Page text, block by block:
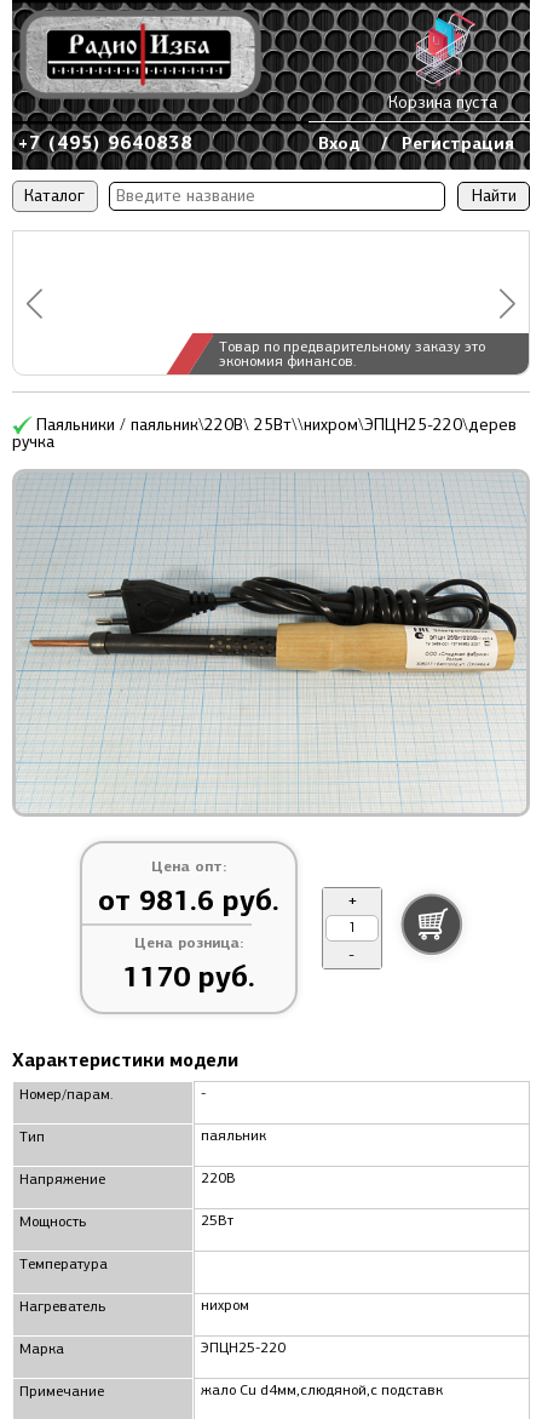
Каталог
Товар по предварительному заказу это
экономия финансов.
+7 (495) 9640838 Вход / Регистрация
Корзина пуста
Паяльники / паяльник\220В\ 25Вт\\нихром\ЭПЦН25-220\дерев
ручка
Цена опт:
от 981.6 руб.
Цена розница:
1170 руб.
+
-
Характеристики модели
Номер/парам.
Тип
Напряжение
Мощность
Температура
Нагреватель
Марка
Примечание
-
паяльник
220В
25Вт
нихром
ЭПЦН25-220
жало Cu d4мм,слюдяной,с подставк